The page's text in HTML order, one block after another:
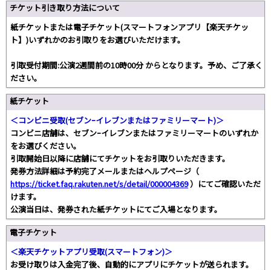
チケット引き取り方法について
紙チケットまたは電子チケット(スマートフォンアプリ【楽天チケッ
ト】)いずれかのお引取りをお選びいただけます。
引取受付期間:公演2週間前の10時00分 からとなります。予め、ご了承く
ださい。
紙チケット
＜コンビニ受取(セブンｰイレブンまたはファミリーマート)＞
コンビニ店舗は、セブンｰイレブンまたはファミリーマートのいずれか
をお選びください。
引取開始日以降に店舗にてチケットをお引取りいただきます。
発券方法詳細は予約完了メールまたはヘルプページ（
https://ticket.faq.rakuten.net/s/detail/000004369）にてご確認いただ
けます。
公演当日は、発券された紙チケットにてご入場となります。
電子チケット
＜楽天チケットアプリ受取(スマートフォン)＞
お受け取りは入金完了後、自動的にアプリにチケットが送られます。